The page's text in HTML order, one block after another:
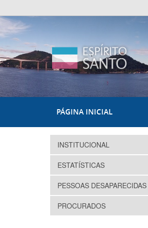
PÁGINA INICIAL
INSTITUCIONAL
ESTATÍSTICAS
PESSOAS DESAPARECIDAS
PROCURADOS